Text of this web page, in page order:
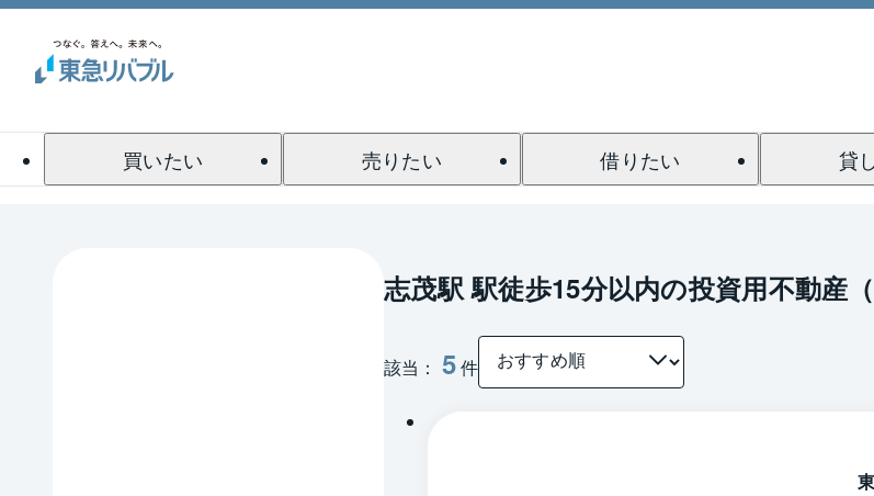
買いたい 売りたい 借りたい 貸
志茂駅 駅徒歩15分以内の投資用不動産（
該当： 5件
1 / 0